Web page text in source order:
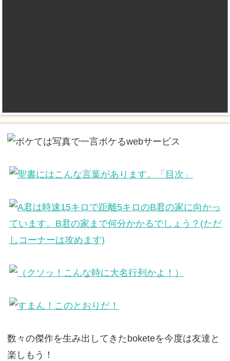
数々の傑作を生み出してきたboketeを今度は友達と
楽しもう！